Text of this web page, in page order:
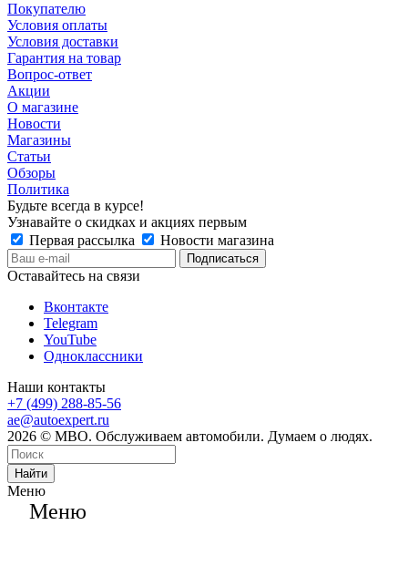
Покупателю
Условия оплаты
Условия доставки
Гарантия на товар
Вопрос-ответ
Акции
О магазине
Новости
Магазины
Статьи
Обзоры
Политика
Будьте всегда в курсе!
Узнавайте о скидках и акциях первым
Первая рассылка
Новости магазина
Оставайтесь на связи
Вконтакте
Telegram
YouTube
Одноклассники
Наши контакты
+7 (499) 288-85-56
ae@autoexpert.ru
2026 © МВО. Обслуживаем автомобили. Думаем о людях.
Найти
Меню
Меню